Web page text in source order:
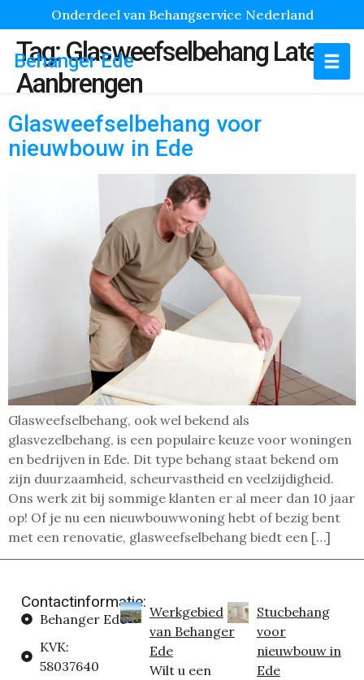
Onderdeel van Behangservice Nederland
Behanger Ede
Tag:Glasweefselbehang Laten
Aanbrengen
Glasweefselbehang voor
nieuwbouw in Ede
Glasweefselbehang, ook wel bekend als
glasvezelbehang, is een populaire keuze voor woningen
en bedrijven in Ede. Dit type behang staat bekend om
zijn duurzaamheid, scheurvastheid en veelzijdigheid.
Ons werk zit bij sommige klanten er al meer dan 10 jaar
op! Of je nu een nieuwbouwwoning hebt of bezig bent
met een renovatie, glasweefselbehang biedt een […]
Contactinformatie:
Behanger Ede
KVK:
58037640
Werkgebied
van Behanger
Ede
Wilt u een
Stucbehang
voor
nieuwbouw in
Ede